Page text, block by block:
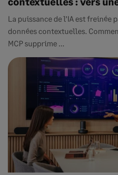
La puissance de l’IA est freinée
données contextuelles.
MCP supprime ...